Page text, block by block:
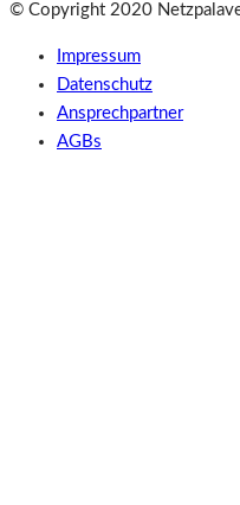
© Copyright 2020
Impressum
Datenschutz
Ansprechpartner
AGBs